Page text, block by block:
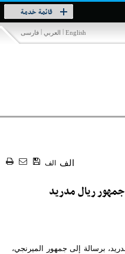
قائمة خدمة
Toggle
navigation
فارسی | العربي | English
الف الف
ريال مدريد
برسالة إلى جمهور الميرنجي،